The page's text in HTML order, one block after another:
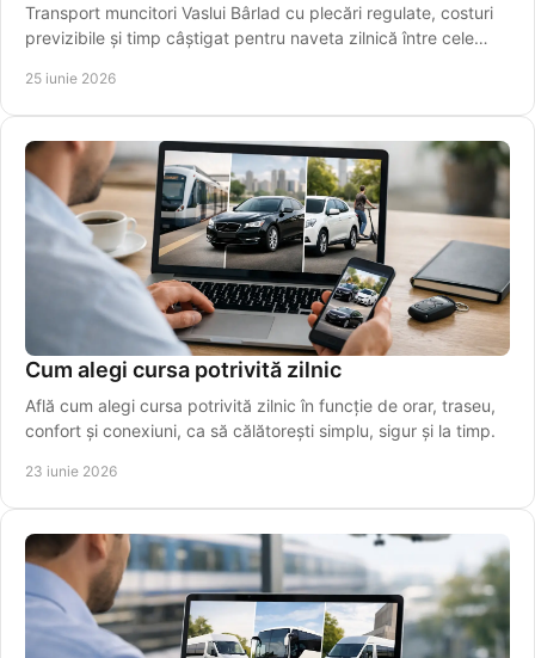
Transport muncitori Vaslui Bârlad cu plecări regulate, costuri
previzibile și timp câștigat pentru naveta zilnică între cele
25 iunie 2026
Cum alegi cursa potrivită zilnic
Află cum alegi cursa potrivită zilnic în funcție de orar, traseu,
confort și conexiuni, ca să călătorești simplu, sigur și la timp.
23 iunie 2026